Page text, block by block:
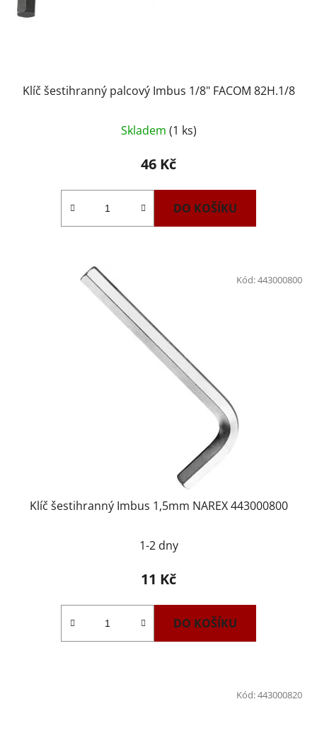
Klíč šestihranný palcový Imbus 1/8" FACOM 82H.1/8
Skladem (1 ks)
46 Kč
DO KOŠÍKU
Klíč šestihranný Imbus 1,5mm NAREX 443000800
1-2 dny
11 Kč
DO KOŠÍKU
Kód:443000800
Kód:443000820